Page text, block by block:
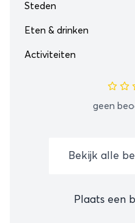
Steden
Eten & drinken
Activiteiten
geen
Bekijk alle
Plaats een